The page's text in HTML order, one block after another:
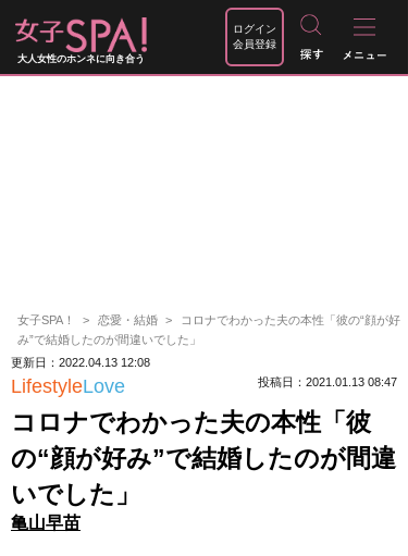
大人女性のホンネに向き合う
ログイン
会員登録
女子SPA！ 恋愛・結婚
コロナでわかった夫の本性「彼の“顔が好
み”で結婚したのが間違いでした」
更新日：2022.04.13 12:08
LifestyleLove 投稿日：2021.01.13 08:47
コロナでわかった夫の本性「彼
の“顔が好み”で結婚したのが間違
いでした」
亀山早苗